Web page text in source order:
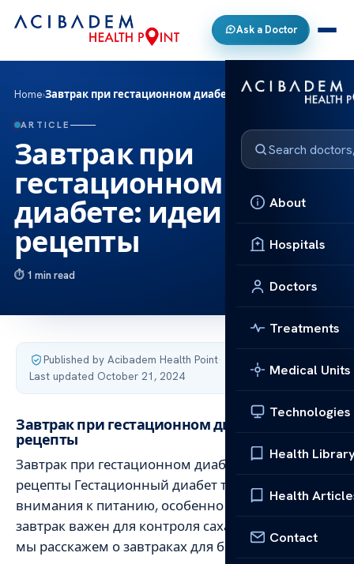
Ask a Doctor
About
Hospitals
Doctors
Treatments
Medical Units
Technologies
Health
Health
Contact
Home›Завтрак при гестационном диабете: идеи и рецепты
ARTICLE
Завтрак при
гестационном
диабете: идеи и
рецепты
1 min read
Published by Acibadem Health Point·
Last updated October 21, 2024
Завтрак при гестационном диабете: идеи и
рецепты
Завтрак при гестационном диабете: идеи и
рецепты Гестационный диабет требует
внимания к питанию, особенно утром. Утренний
завтрак важен для контроля сахара. В этой статье
мы расскажем о завтраках для беременных.